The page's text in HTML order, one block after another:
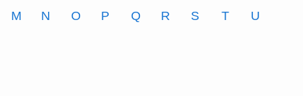
M N O P Q R S T
U